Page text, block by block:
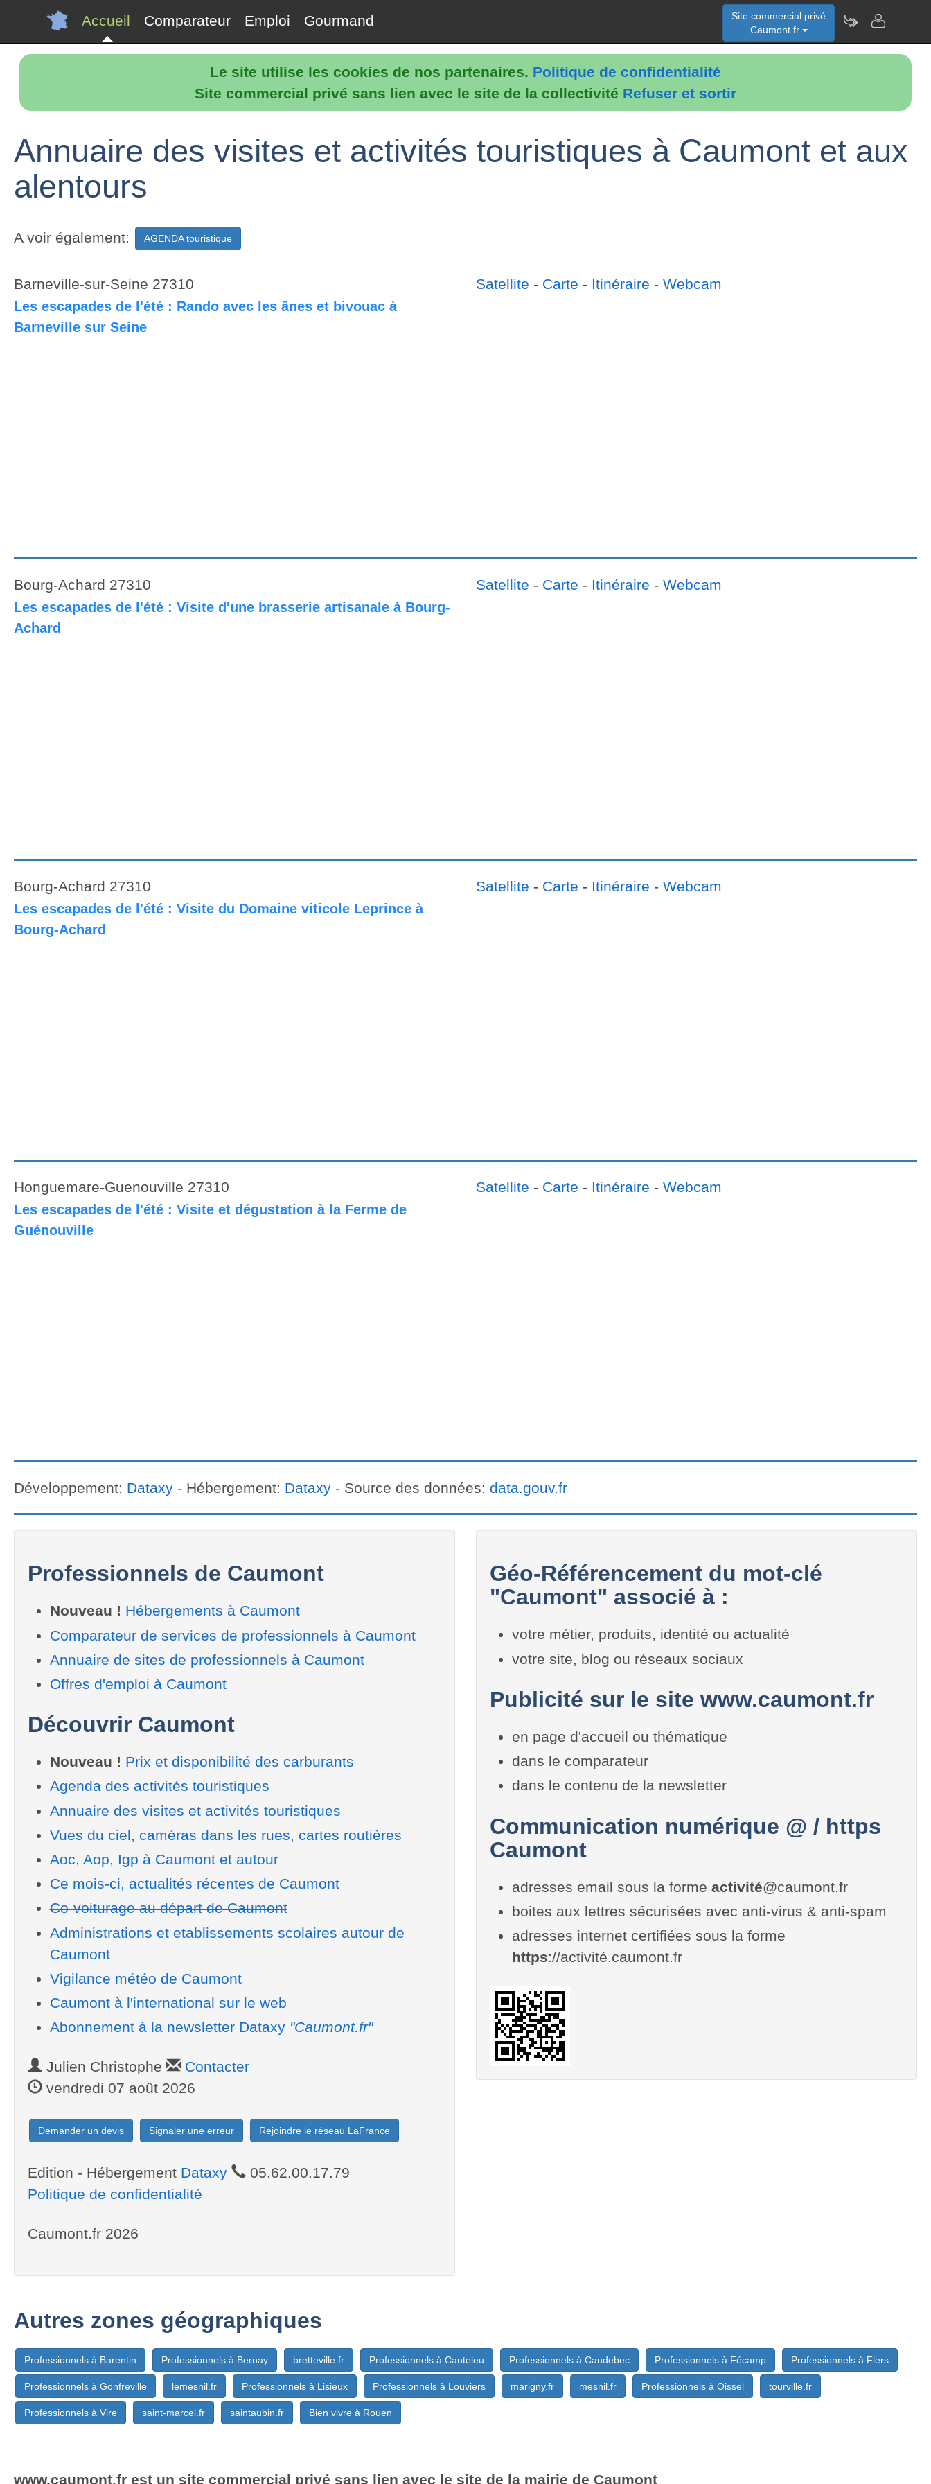
Le site utilise les cookies de nos partenaires. Politique de confidentialité
Site commercial privé sans lien avec le site de la collectivité Refuser et sortir
Accueil Comparateur Emploi Gourmand
Site commercial privé
Caumont.fr
Annuaire des visites et activités touristiques à Caumont et aux
alentours
A voir également: AGENDA touristique
Barneville-sur-Seine 27310
Les escapades de l'été : Rando avec les ânes et bivouac à
Barneville sur Seine
Satellite - Carte - Itinéraire - Webcam
Bourg-Achard 27310
Les escapades de l'été : Visite d'une brasserie artisanale à Bourg-
Achard
Satellite - Carte - Itinéraire - Webcam
Bourg-Achard 27310
Les escapades de l'été : Visite du Domaine viticole Leprince à
Bourg-Achard
Satellite - Carte - Itinéraire - Webcam
Honguemare-Guenouville 27310
Les escapades de l'été : Visite et dégustation à la Ferme de
Guénouville
Satellite - Carte - Itinéraire - Webcam
Développement: Dataxy - Hébergement: Dataxy - Source des données: data.gouv.fr
Professionnels de Caumont
Nouveau ! Hébergements à Caumont
Comparateur de services de professionnels à Caumont
Annuaire de sites de professionnels à Caumont
Offres d'emploi à Caumont
Découvrir Caumont
Nouveau ! Prix et disponibilité des carburants
Agenda des activités touristiques
Annuaire des visites et activités touristiques
Vues du ciel, caméras dans les rues, cartes routières
Aoc, Aop, Igp à Caumont et autour
Ce mois-ci, actualités récentes de Caumont
Co-voiturage au départ de Caumont
Administrations et etablissements scolaires autour de
Caumont
Vigilance météo de Caumont
Caumont à l'international sur le web
Abonnement à la newsletter Dataxy "Caumont.fr"
Julien Christophe
Contacter
vendredi 07 août 2026
Demander un devis Signaler une erreur Rejoindre le réseau LaFrance
Edition - Hébergement Dataxy
05.62.00.17.79
Politique de confidentialité
Caumont.fr 2026
Géo-Référencement du mot-clé
"Caumont" associé à :
votre métier, produits, identité ou actualité
votre site, blog ou réseaux sociaux
Publicité sur le site www.caumont.fr
en page d'accueil ou thématique
dans le comparateur
dans le contenu de la newsletter
Communication numérique @ / https
Caumont
adresses email sous la forme activité@caumont.fr
boites aux lettres sécurisées avec anti-virus & anti-spam
adresses internet certifiées sous la forme
https://activité.caumont.fr
Autres zones géographiques
Professionnels à Barentin Professionnels à Bernay bretteville.fr Professionnels à Canteleu Professionnels à Caudebec Professionnels à Fécamp Professionnels à Flers
Professionnels à Gonfreville lemesnil.fr Professionnels à Lisieux Professionnels à Louviers marigny.fr mesnil.fr Professionnels à Oissel tourville.fr
Professionnels à Vire saint-marcel.fr saintaubin.fr Bien vivre à Rouen
www.caumont.fr est un site commercial privé sans lien avec le site de la mairie de Caumont